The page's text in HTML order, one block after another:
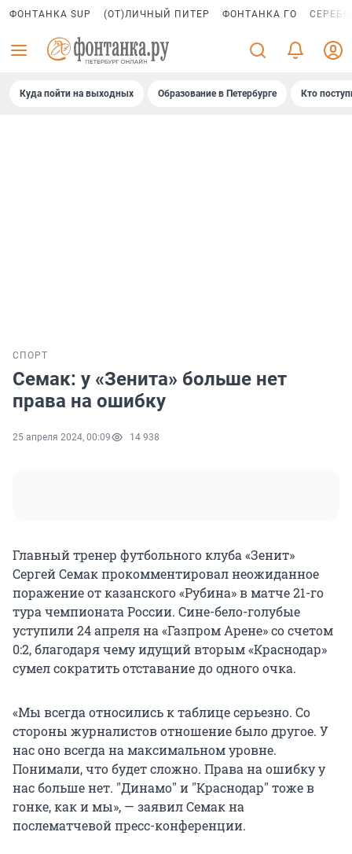
ФОНТАНКА SUP (ОТ)ЛИЧНЫЙ ПИТЕР ФОНТАНКА ГО
Куда пойти на выходных Образование в Петербурге Кто
СПОРТ
Семак: у «Зенита» больше нет
права на ошибку
25 апреля 2024, 00:09 14 938
Главный тренер футбольного клуба «Зенит»
Сергей Семак прокомментировал неожиданное
поражение от казанского «Рубина» в матче 21-го
тура чемпионата России. Сине-бело-голубые
уступили 24 апреля на «Газпром Арене» со счетом
0:2, благодаря чему идущий вторым «Краснодар»
сумел сократить отставание до одного очка.
«Мы всегда относились к таблице серьезно. Со
стороны журналистов отношение было другое. У
нас оно всегда на максимальном уровне.
Понимали, что будет сложно. Права на ошибку у
нас больше нет. "Динамо" и "Краснодар" тоже в
гонке, как и мы», — заявил Семак на
послематчевой пресс-конференции.